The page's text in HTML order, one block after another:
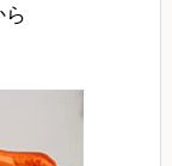
ら